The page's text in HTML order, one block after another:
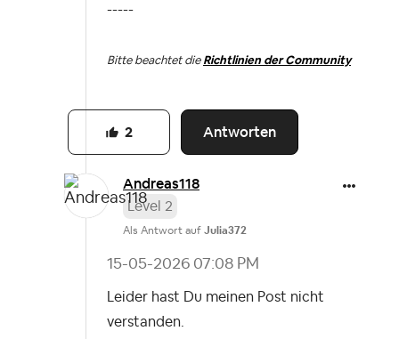
-----
Bitte beachtet die Richtlinien der Community
Antworten
2
Andreas118
Level 2
Als Antwort auf Julia372
‎15-05-2026 07:08 PM
Leider hast Du meinen Post nicht
verstanden.